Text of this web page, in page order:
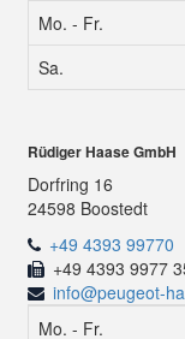
Mo. - Fr.
Sa.
Rüdiger Haase GmbH
Dorfring 16
24598 Boostedt
+49 4393 99770
+49 4393 9977
info@peugeot-
Mo. - Fr.